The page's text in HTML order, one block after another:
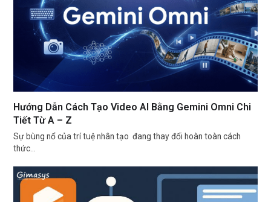
Hướng Dẫn Cách Tạo Video AI Bằng Gemini Omni Chi
Tiết Từ A – Z
Sự bùng nổ của trí tuệ nhân tạo đang thay đổi hoàn toàn cách
thức…